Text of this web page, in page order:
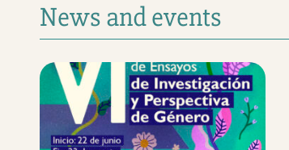
News and events